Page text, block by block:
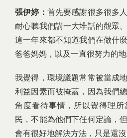
張伊婷： 首先要感謝很多很多
耐心聽我們講一大堆話的觀眾
這一年來都不知道我們在做什
爸爸媽媽，以及一直很努力的地
我覺得，環境議題常常被當成
利益因素而被掩蓋，因為我們
角度看待事情，所以覺得理
民，不能為他們下任何定論，
會有很好地解決方法，只是還沒